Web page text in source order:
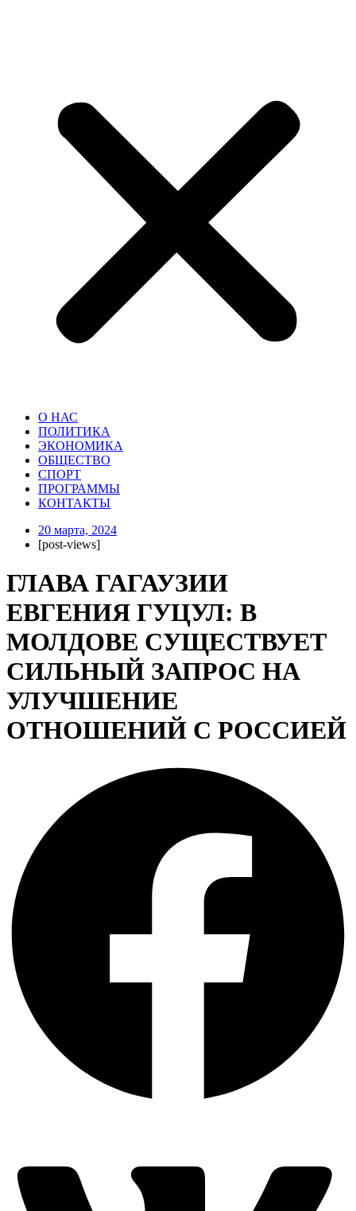
О НАС
ПОЛИТИКА
ЭКОНОМИКА
ОБЩЕСТВО
СПОРТ
ПРОГРАММЫ
КОНТАКТЫ
20 марта, 2024
[post-views]
ГЛАВА ГАГАУЗИИ
ЕВГЕНИЯ ГУЦУЛ: В
МОЛДОВЕ СУЩЕСТВУЕТ
СИЛЬНЫЙ ЗАПРОС НА
УЛУЧШЕНИЕ
ОТНОШЕНИЙ С РОССИЕЙ